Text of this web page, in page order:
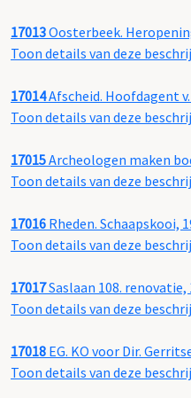
17013Oosterbeek.
Toon details van deze
17014Afscheid. Hoofdagent
Toon details van deze
17015Archeologen maken
Toon details van deze
17016 Rheden. Schaapskooi,
Toon details van deze
17017Saslaan 108. renovatie,
Toon details van deze
17018 EG. KO voor Dir.
Toon details van deze